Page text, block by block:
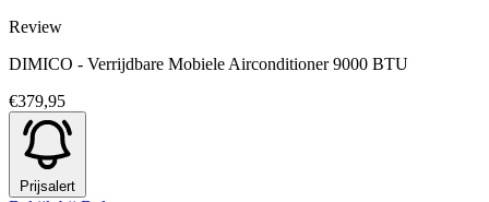
Review
DIMICO - Verrijdbare Mobiele Airconditioner 9000 BTU
€379,95
Prijsalert